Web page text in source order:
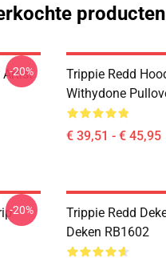
producten
Artist
-20%
Trippie Redd
Withydone
€ 39,51 - € 45,95
-20%
Trippie Redd
Deken RB1602